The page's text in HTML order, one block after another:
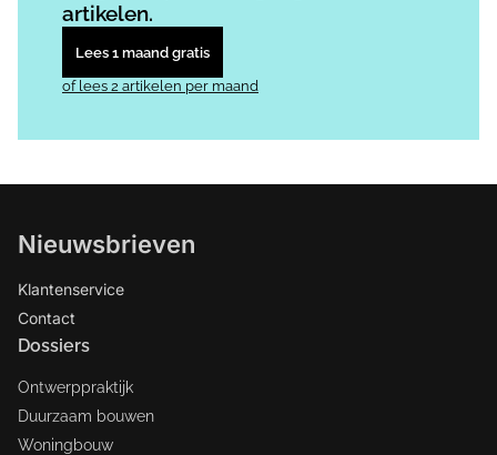
artikelen.
Lees 1 maand gratis
of lees 2 artikelen per maand
Nieuwsbrieven
Klantenservice
Contact
Dossiers
Ontwerppraktijk
Duurzaam bouwen
Woningbouw